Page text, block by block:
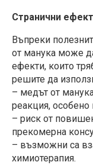
Странични
Въпреки
от манука може
ефекти, които
решите да
– медът от
реакция,
– риск от
прекомерна
– възможни са
химиотерапия.